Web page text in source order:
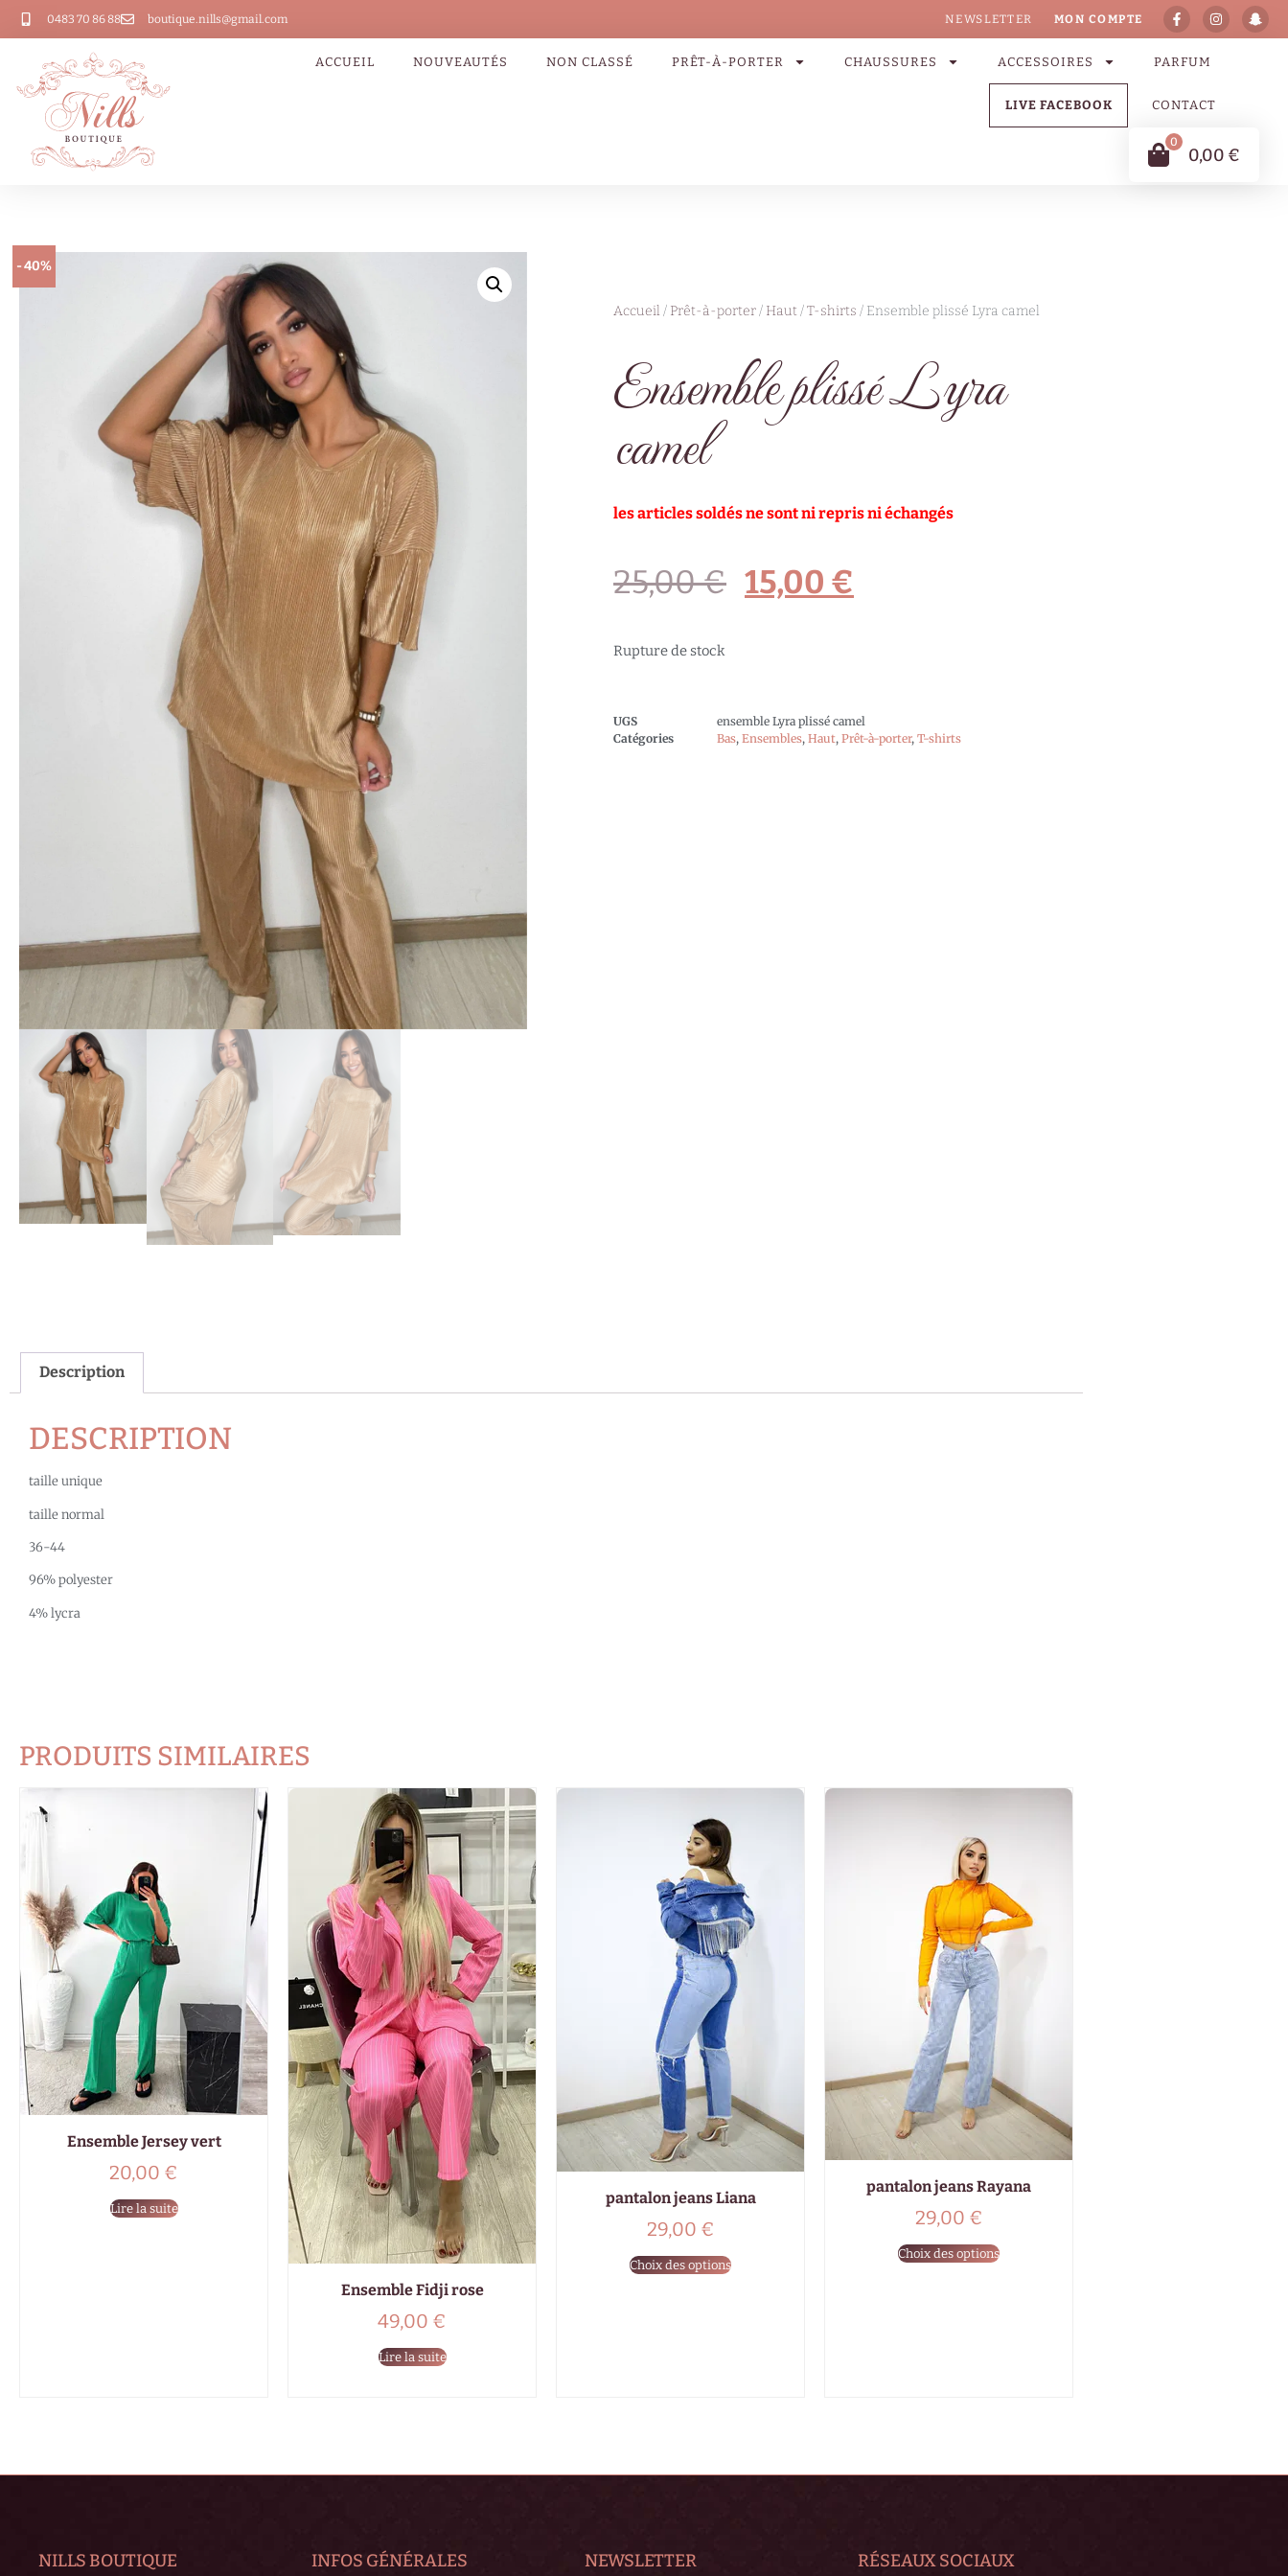
0483 70 86 88 boutique.nills@gmail.com NEWSLETTER MON COMPTE
ACCUEIL NOUVEAUTÉS NON CLASSÉ PRÊT-À-PORTER CHAUSSURES ACCESSOIRES PARFUM
LIVE FACEBOOK CONTACT
0
0,00 €
- 40%
Accueil/ Prêt-à-porter/ Haut/T-shirts / Ensemble plissé Lyra camel
Ensemble plissé Lyra
camel
les articles soldés ne sont ni repris ni échangés
25,00€ 15,00 €
Rupture de stock
UGS
ensemble Lyra plissé camel
Catégories
Bas, Ensembles, Haut, Prêt-à-porter, T-shirts
Description
DESCRIPTION
taille unique
taille normal
36-44
96% polyester
4% lycra
PRODUITS SIMILAIRES
Ensemble Jersey vert
20,00 €
Lire la suite
Ensemble Fidji rose
49,00 €
Lire la suite
pantalon jeans Liana
29,00 €
Choix des options
pantalon jeans Rayana
29,00 €
Choix des options
NILLS BOUTIQUE INFOS GÉNÉRALES NEWSLETTER RÉSEAUX SOCIAUX